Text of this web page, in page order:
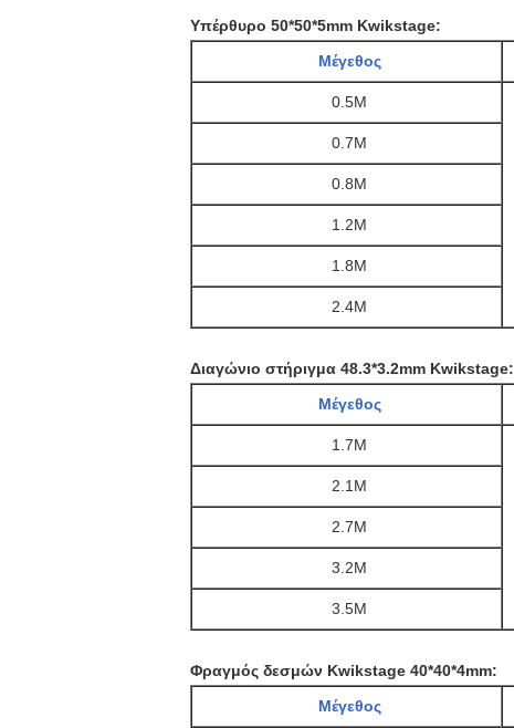
Υπέρθυρο 50*50*5mm Kwikstage:
Μέγεθος
0.5M
0.7M
0.8M
1.2M
1.8M
2.4M
Διαγώνιο στήριγμα 48.3*3.2mm Kwikstage:
Μέγεθος
1.7M
2.1M
2.7M
3.2M
3.5M
Φραγμός δεσμών Kwikstage 40*40*4mm:
Μέγεθος